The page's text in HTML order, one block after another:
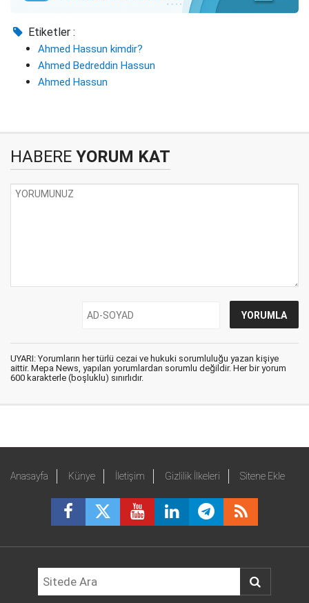
Etiketler :
Ahmed Hassun kimdir?
Ahmed Bedreddin Hassun
Ahmed Hassun
HABERE YORUM KAT
UYARI: Yorumların her türlü cezai ve hukuki sorumluluğu yazan kişiye
aittir. Mepa News, yapılan yorumlardan sorumlu değildir. Her bir yorum
600 karakterle (boşluklu) sınırlıdır.
Anasayfa Künye İletişim Gizlilik İlkeleri Sitene Ekle